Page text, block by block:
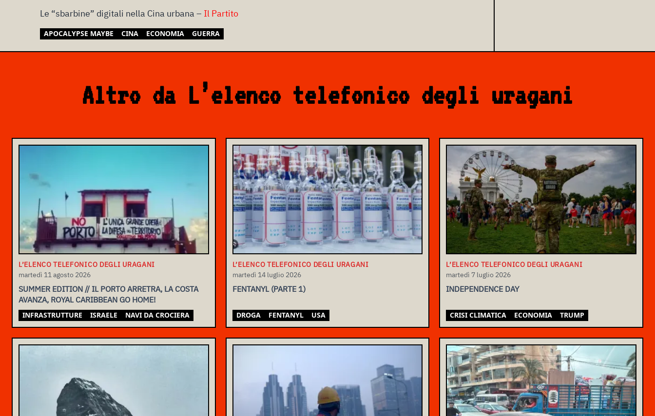
Le “sbarbine” digitali nella Cina urbana – Il Partito
APOCALYPSE MAYBE CINA ECONOMIA GUERRA
Altro da L’elenco telefonico degli uragani
L’ELENCO TELEFONICO DEGLI URAGANI
martedì 11 agosto 2026
SUMMER EDITION // IL PORTO ARRETRA, LA COSTA
AVANZA, ROYAL CARIBBEAN GO HOME!
INFRASTRUTTURE ISRAELE NAVI DA CROCIERA
L’ELENCO TELEFONICO DEGLI URAGANI
martedì 14 luglio 2026
FENTANYL (PARTE 1)
DROGA FENTANYL USA
L’ELENCO TELEFONICO DEGLI URAGANI
martedì 7 luglio 2026
INDEPENDENCE DAY
CRISI CLIMATICA ECONOMIA TRUMP